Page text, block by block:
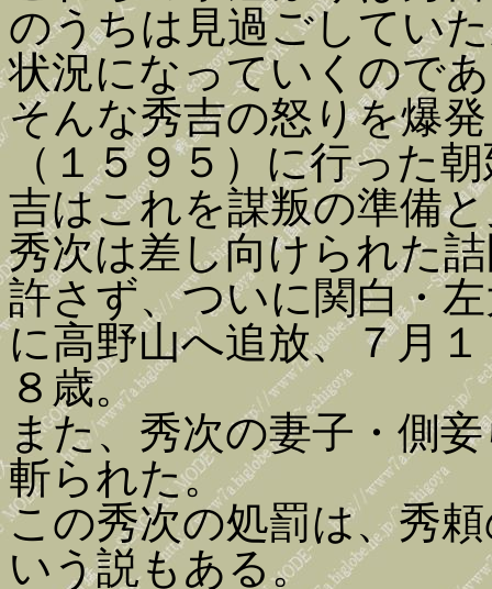
のうちは見過ごしてい
状況になっていくので
そんな秀吉の怒りを爆
（１５９５）に行った
吉はこれを謀叛の準備
秀次は差し向けられた
許さず、ついに関白・
に高野山へ追放、７月
８歳。
また、秀次の妻子・側
斬られた。
この秀次の処罰は、秀
いう説もある。